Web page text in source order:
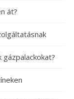
át?